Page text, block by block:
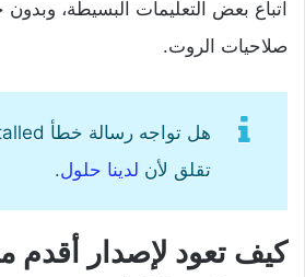
اتباع بعض التعليمات البسيطة،
صلاحيات الروت.
تقلق لأن لدينا حلول.
كيف تعود لإصدار أقدم